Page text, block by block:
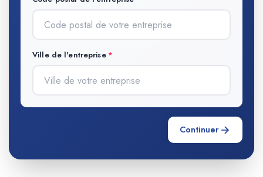
Ville de l'entreprise
Continuer